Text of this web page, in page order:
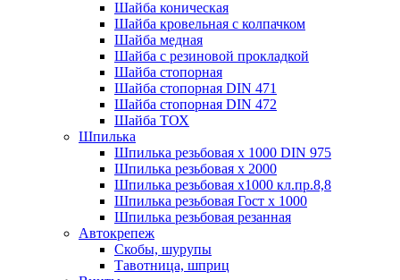
Шайба коническая
Шайба кровельная с колпачком
Шайба медная
Шайба с резиновой прокладкой
Шайба стопорная
Шайба стопорная DIN 471
Шайба стопорная DIN 472
Шайба ТОХ
Шпилька
Шпилька резьбовая х 1000 DIN 975
Шпилька резьбовая х 2000
Шпилька резьбовая х1000 кл.пр.8,8
Шпилька резьбовая Гост х 1000
Шпилька резьбовая резанная
Автокрепеж
Скобы, шурупы
Тавотница, шприц